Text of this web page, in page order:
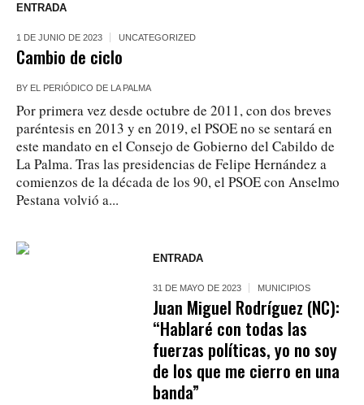
ENTRADA
1 DE JUNIO DE 2023 UNCATEGORIZED
Cambio de ciclo
BY EL PERIÓDICO DE LA PALMA
Por primera vez desde octubre de 2011, con dos breves
paréntesis en 2013 y en 2019, el PSOE no se sentará en
este mandato en el Consejo de Gobierno del Cabildo de
La Palma. Tras las presidencias de Felipe Hernández a
comienzos de la década de los 90, el PSOE con Anselmo
Pestana volvió a...
ENTRADA
31 DE MAYO DE 2023 MUNICIPIOS
Juan Miguel Rodríguez (NC):
“Hablaré con todas las
fuerzas políticas, yo no soy
de los que me cierro en una
banda”